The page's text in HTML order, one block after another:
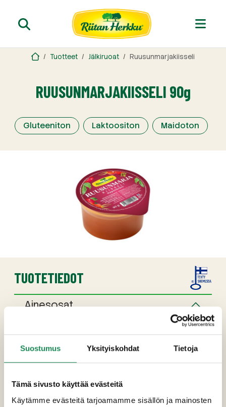
Suostumus Yksityiskohdat Tietoja
Tämä sivusto käyttää evästeitä
Käytämme evästeitä tarjoamamme sisällön ja mainosten
Tuotteet Jälkiruoat Ruusunmarjakiisseli
RUUSUNMARJAKIISSELI 90g
Gluteeniton Laktoositon Maidoton
TUOTETIEDOT
Ainesosat
Vesi, sokeri, ruusunmarja (14 %), muunneltu
maissitärkkelys (E 1422),
happamuudensäätöaine (omenahappo).
Pakkauskoot
Erikoisruokavaliot